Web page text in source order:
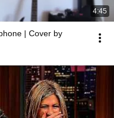
4:45
| Cover by